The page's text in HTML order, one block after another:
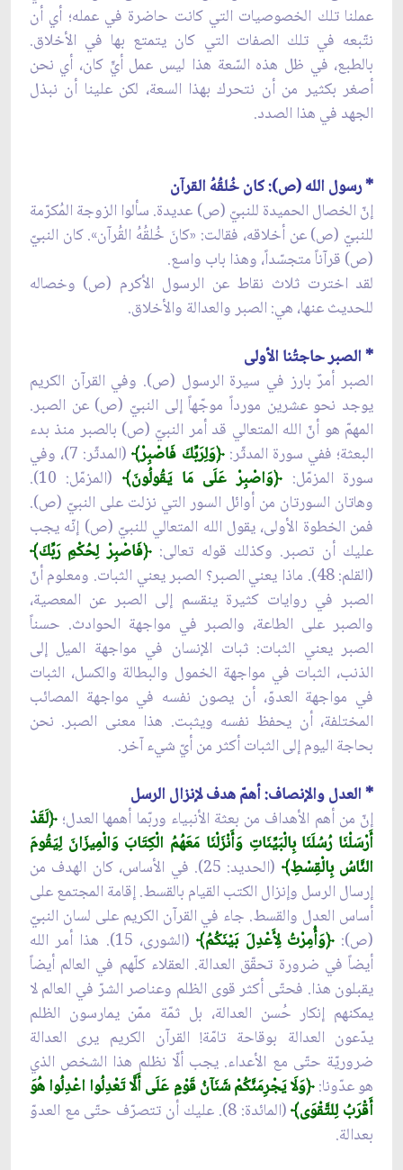
عملنا تلك الخصوصيات التي كانت حاضرة في عمله؛ أي أن
نتّبعه في تلك الصفات التي كان يتمتع بها في الأخلاق.
بالطبع، في ظل هذه السّعة هذا ليس عمل أيٍّ كان، أي نحن
أصغر بكثير من أن نتحرك بهذا السعة، لكن علينا أن نبذل
الجهد في هذا الصدد.
* رسول الله (ص): كان خُلقُهُ القرآن
إنّ الخصال الحميدة للنبيّ (ص) عديدة. سألوا الزوجة المُكرّمة
للنبيّ (ص) عن أخلاقه، فقالت: «كانَ خُلقُهُ القُرآن». كان النبيّ
(ص) قرآناً متجسّداً، وهذا باب واسع.
لقد اخترت ثلاث نقاط عن الرسول الأكرم (ص) وخصاله
للحديث عنها، هي: الصبر والعدالة والأخلاق.
* الصبر حاجتُنا الأولى
الصبر أمرٌ بارز في سيرة الرسول (ص). وفي القرآن الكريم
يوجد نحو عشرين مورداً موجّهاً إلى النبيّ (ص) عن الصبر.
المهمّ هو أنّ الله المتعالي قد أمر النبيّ (ص) بالصبر منذ بدء
البعثة؛ ففي سورة المدثّر:﴿وَلِرَبِّكَ فَاصْبِرْ﴾
(المدثّر: 7)، وفي
سورة المزمّل:﴿وَاصْبِرْ عَلَى مَا يَقُولُونَ﴾
(المزمّل: 10).
وهاتان السورتان من أوائل السور التي نزلت على النبيّ (ص).
فمن الخطوة الأولى، يقول الله المتعالي للنبيّ (ص) إنّه يجب
عليك أن تصبر. وكذلك قوله تعالى:﴿فَاصْبِرْ لِحُكْمِ رَبِّكَ﴾
(القلم: 48). ماذا يعني الصبر؟ الصبر يعني الثبات. ومعلوم أنّ
الصبر في روايات كثيرة ينقسم إلى الصبر عن المعصية،
والصبر على الطاعة، والصبر في مواجهة الحوادث. حسناً
الصبر يعني الثبات: ثبات الإنسان في مواجهة الميل إلى
الذنب، الثبات في مواجهة الخمول والبطالة والكسل، الثبات
في مواجهة العدوّ، أن يصون نفسه في مواجهة المصائب
المختلفة، أن يحفظ نفسه ويثبت. هذا معنى الصبر. نحن
بحاجة اليوم إلى الثبات أكثر من أيّ شيء آخر.
* العدل والإنصاف: أهمّ هدف لإنزال الرسل
إنّ من أهم الأهداف من بعثة الأنبياء وربّما أهمها العدل؛﴿لَقَدْ
أَرْسَلْنَا رُسُلَنَا بِالْبَيِّنَاتِ وَأَنْزَلْنَا مَعَهُمُ الْكِتَابَ وَالْمِيزَانَ لِيَقُومَ
النَّاسُ بِالْقِسْطِ﴾
(الحديد: 25). في الأساس، كان الهدف من
إرسال الرسل وإنزال الكتب القيام بالقسط. إقامة المجتمع على
أساس العدل والقسط. جاء في القرآن الكريم على لسان النبيّ
(ص):﴿وَأُمِرْتُ لِأَعْدِلَ بَيْنَكُمُ﴾
(الشورى، 15). هذا أمر الله
أيضاً في ضرورة تحقّق العدالة. العقلاء كلّهم في العالم أيضاً
يقبلون هذا. فحتّى أكثر قوى الظلم وعناصر الشرّ في العالم لا
يمكنهم إنكار حُسن العدالة، بل ثمّة ممّن يمارسون الظلم
يدّعون العدالة بوقاحة تامّة! القرآن الكريم يرى العدالة
ضروريّة حتّى مع الأعداء. يجب ألّا نظلم هذا الشخص الذي
هو عدّونا:﴿وَلَا يَجْرِمَنَّكُمْ شَنَآنُ قَوْمٍ عَلَى أَلَّا تَعْدِلُوا اعْدِلُوا هُوَ
أَقْرَبُ لِلتَّقْوَى﴾
(المائدة: 8). عليك أن تتصرّف حتّى مع العدوّ
بعدالة.